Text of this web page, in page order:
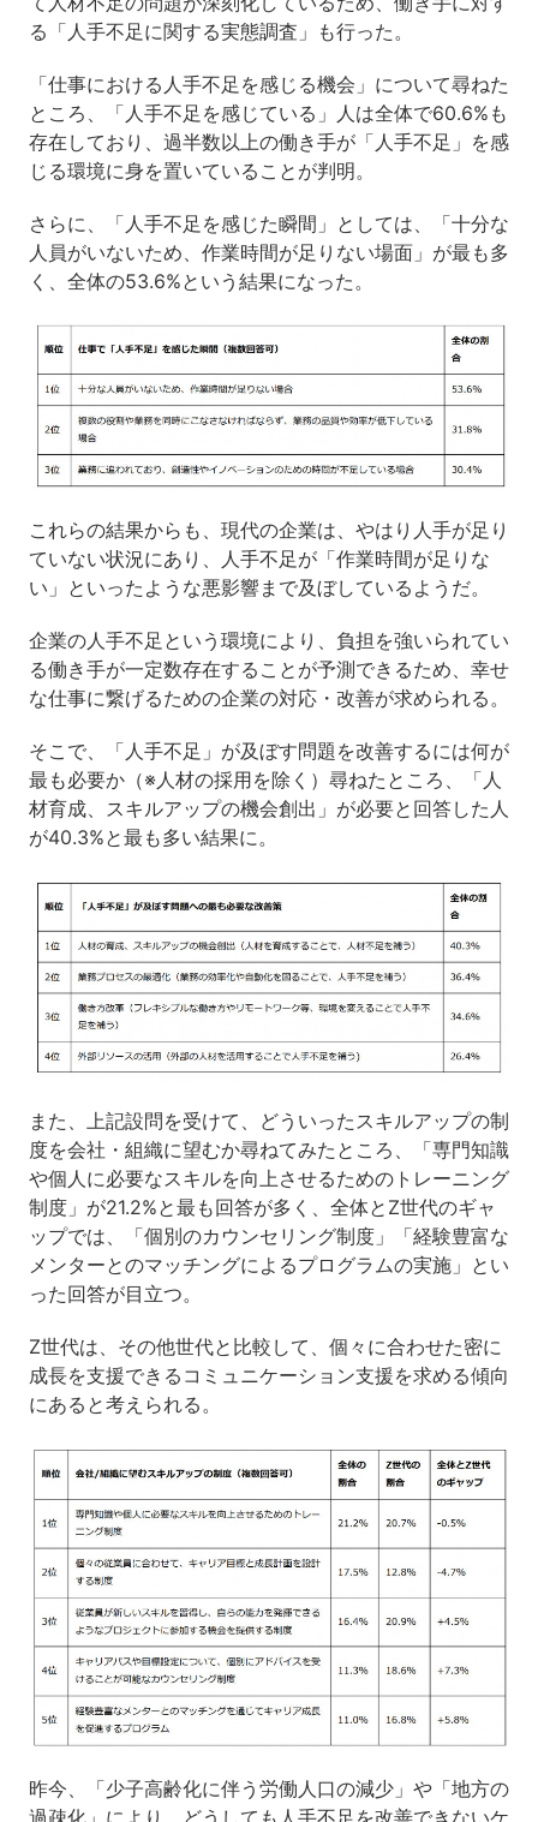
る「人手不足に関する実態調査」も行った。
「仕事における人手不足を感じる機会」について尋ねた
ところ、「人手不足を感じている」人は全体で60.6%も
存在しており、過半数以上の働き手が「人手不足」を感
じる環境に身を置いていることが判明。
さらに、「人手不足を感じた瞬間」としては、「十分な
人員がいないため、作業時間が足りない場面」が最も多
く、全体の53.6%という結果になった。
これらの結果からも、現代の企業は、やはり人手が足り
ていない状況にあり、人手不足が「作業時間が足りな
い」といったような悪影響まで及ぼしているようだ。
企業の人手不足という環境により、負担を強いられてい
る働き手が一定数存在することが予測できるため、幸せ
な仕事に繋げるための企業の対応・改善が求められる。
そこで、「人手不足」が及ぼす問題を改善するには何が
最も必要か（※人材の採用を除く）尋ねたところ、「人
材育成、スキルアップの機会創出」が必要と回答した人
が40.3%と最も多い結果に。
また、上記設問を受けて、どういったスキルアップの制
度を会社・組織に望むか尋ねてみたところ、「専門知識
や個人に必要なスキルを向上させるためのトレーニング
制度」が21.2%と最も回答が多く、全体とZ世代のギャ
ップでは、「個別のカウンセリング制度」「経験豊富な
メンターとのマッチングによるプログラムの実施」とい
った回答が目立つ。
Z世代は、その他世代と比較して、個々に合わせた密に
成長を支援できるコミュニケーション支援を求める傾向
にあると考えられる。
昨今、「少子高齢化に伴う労働人口の減少」や「地方の
過疎化」により、どうしても人手不足を改善できないケ